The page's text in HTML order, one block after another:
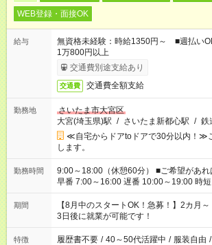
WEB登録・面接OK
給与
無資格未経験：時給1350円～ ■週払
1万800円以上
交通費別途支給あり
交通費 交通費全額支給
勤務地
さいたま市大宮区
大宮(埼玉県)駅 / さいたま新都心駅 / 鉄
≪自宅からドアtoドアで30分以内！≫
します。
勤務時間
9:00～18:00（休憩60分） ■ご希望があれば下記シフトもOK！
早番 7:00～16:00 遅番 10:00～19:00 時短
族と休みを合わせたい」 「余裕を持って
「できれば残業はしたくない」 など、
ね。 ※Wワーク希望の方へ 今ご覧のお仕事で希望する勤務時間
と、もう1つのお仕事の勤務時間。 合計
合は応募できません。
期間
【8月中のスタートOK！急募！】2カ月
3日後に就業が可能です！
特徴 履歴書不要 / 40～50代活躍中 / 服装自由 /